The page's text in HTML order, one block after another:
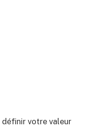
définir votre valeur